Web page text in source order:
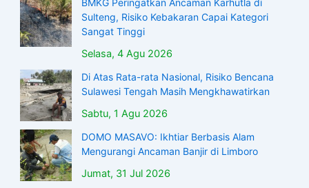
BMKG Peringatkan Ancaman Karhutla di
Sulteng, Risiko Kebakaran Capai Kategori
Sangat Tinggi
Selasa, 4 Agu 2026
Di Atas Rata-rata Nasional, Risiko Bencana
Sulawesi Tengah Masih Mengkhawatirkan
Sabtu, 1 Agu 2026
DOMO MASAVO: Ikhtiar Berbasis Alam
Mengurangi Ancaman Banjir di Limboro
Jumat, 31 Jul 2026